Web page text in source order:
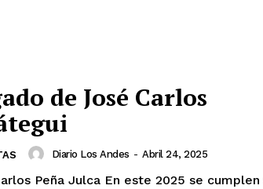
de José Carlos
Diario Los Andes - Abril 24, 2025
En este 2025 se cumplen 95